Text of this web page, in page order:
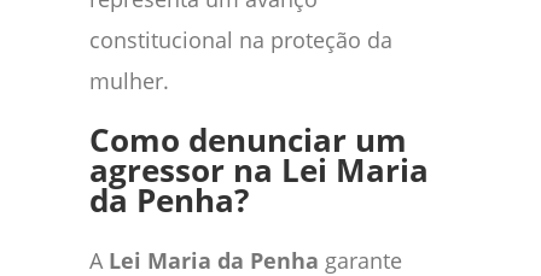
constitucional na proteção da
mulher.
Como denunciar um
agressor na Lei Maria
da Penha?
A Lei Maria da Penha garante